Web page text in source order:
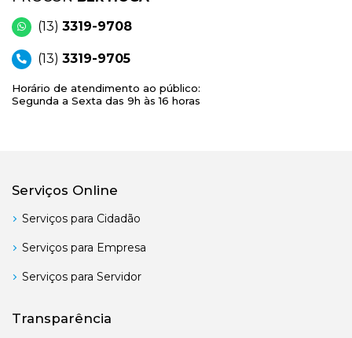
(13) 3319-9708
(13) 3319-9705
Horário de atendimento ao público:
Segunda a Sexta das 9h às 16 horas
Serviços Online
Serviços para Cidadão
Serviços para Empresa
Serviços para Servidor
Transparência